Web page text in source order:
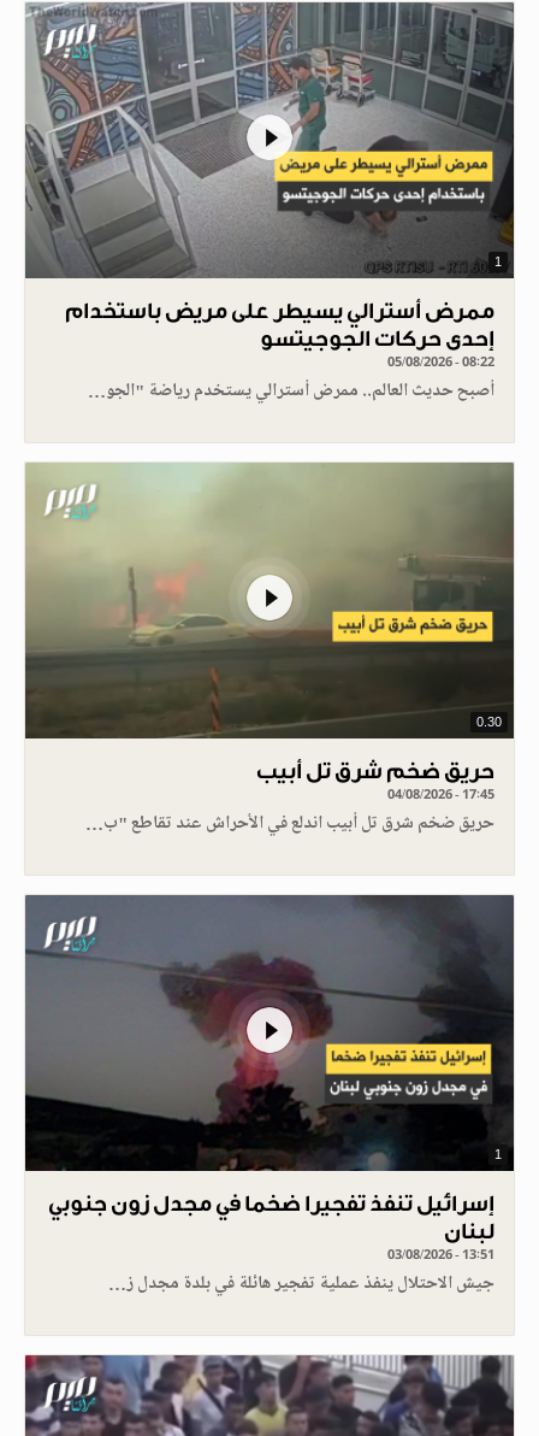
1
ممرض أسترالي يسيطر على مريض باستخدام
إحدى حركات الجوجيتسو
05/08/2026 - 08:22
أصبح حديث العالم.. ممرض أسترالي يستخدم رياضة "الجو…
0.30
حريق ضخم شرق تل أبيب
04/08/2026 - 17:45
حريق ضخم شرق تل أبيب اندلع في الأحراش عند تقاطع "ب…
1
إسرائيل تنفذ تفجيرا ضخما في مجدل زون جنوبي
لبنان
03/08/2026 - 13:51
جيش الاحتلال ينفذ عملية تفجير هائلة في بلدة مجدل ز…